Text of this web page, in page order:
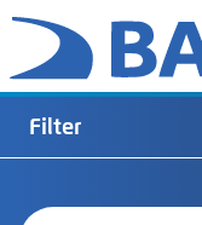
Filter